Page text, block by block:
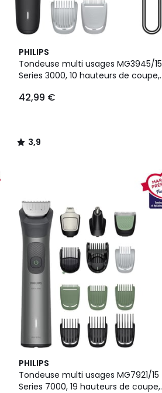
PHILIPS
Tondeuse multi usages MG3945/15
Series 3000, 10 hauteurs de coupe,
42,99 €
3,9
/ 5
3,9
/
PHILIPS
Tondeuse multi usages MG7921/15
Series 7000, 19 hauteurs de coupe,
4
/
5